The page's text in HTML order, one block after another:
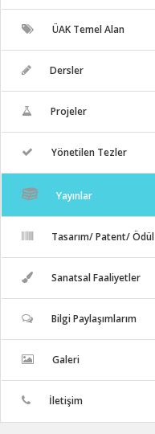
ÜAK Temel Alan
Dersler
Projeler
Yönetilen Tezler
Yayınlar
Tasarım/ Patent/ Ödül
Sanatsal Faaliyetler
Bilgi Paylaşımlarım
Galeri
İletişim